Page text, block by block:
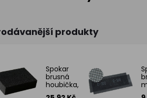
produkty
Spokar
brusná
houbička,
4stranná,